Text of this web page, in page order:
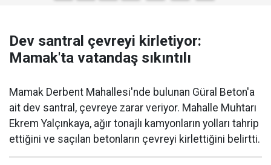
Dev santral çevreyi kirletiyor:
Mamak'ta vatandaş sıkıntılı
Mamak Derbent Mahallesi'nde bulunan Güral Beton'a
ait dev santral, çevreye zarar veriyor. Mahalle Muhtarı
Ekrem Yalçınkaya, ağır tonajlı kamyonların yolları tahrip
ettiğini ve saçılan betonların çevreyi kirlettiğini belirtti.